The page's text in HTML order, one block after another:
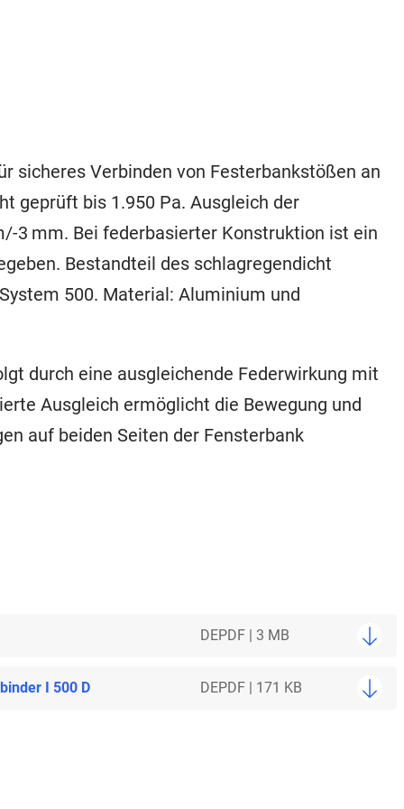
sicheres Verbinden von Festerbankstößen an
geprüft bis 1.950 Pa. Ausgleich der
3 mm. Bei federbasierter Konstruktion ist ein
Bestandteil des schlagregendicht
500. Material: Aluminium und
durch eine ausgleichende Federwirkung mit
Ausgleich ermöglicht die Bewegung und
auf beiden Seiten der Fensterbank
DEPDF | 3 MB
I 500 D DEPDF | 171 KB